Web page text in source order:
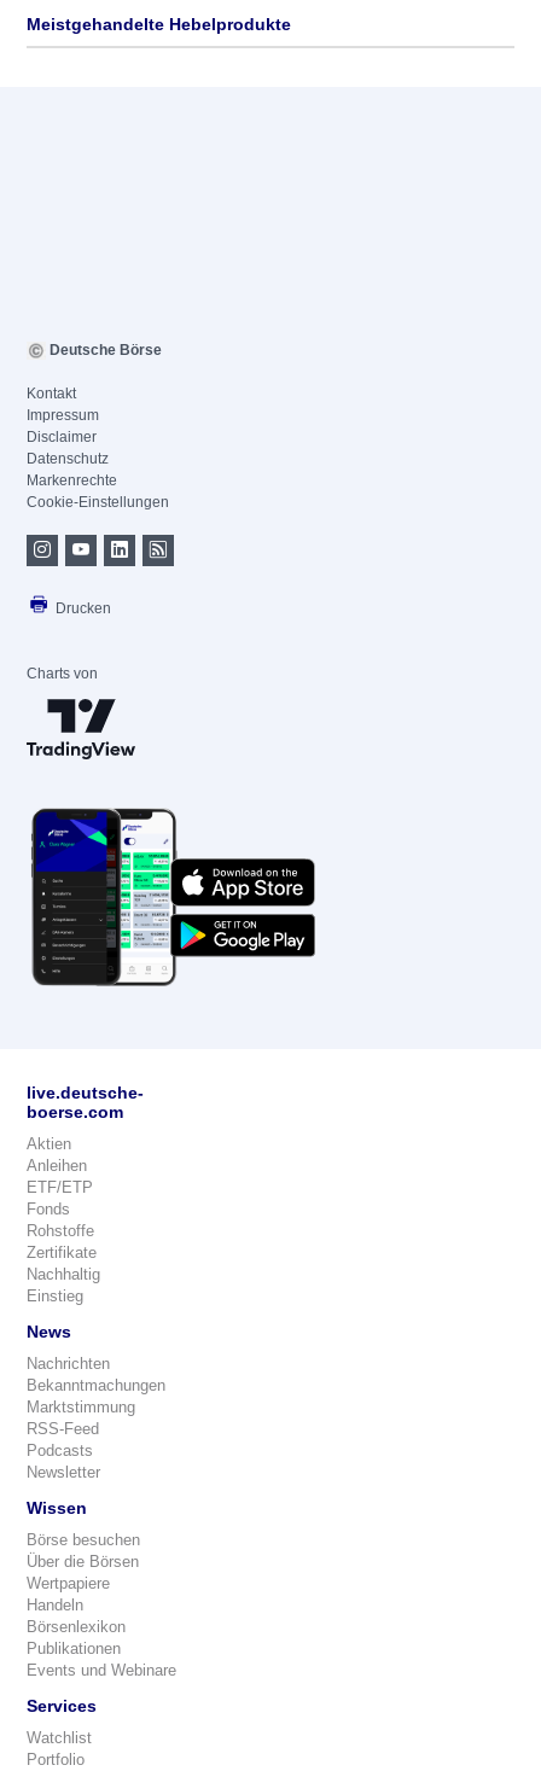
Meistgehandelte Hebelprodukte
Deutsche Börse
Kontakt
Impressum
Disclaimer
Datenschutz
Markenrechte
Cookie-Einstellungen
Drucken
Charts von
live.deutsche-
boerse.com
Aktien
Anleihen
ETF/ETP
Fonds
Rohstoffe
Zertifikate
Nachhaltig
Einstieg
News
Nachrichten
Bekanntmachungen
Marktstimmung
RSS-Feed
Podcasts
Newsletter
Wissen
Börse besuchen
Über die Börsen
Wertpapiere
Handeln
Börsenlexikon
Publikationen
Events und Webinare
Services
Watchlist
Portfolio